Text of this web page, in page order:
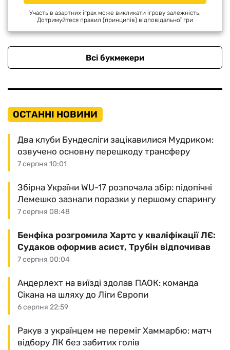
Участь в азартних іграх може викликати ігрову залежність.
Дотримуйтеся правил (принципів) відповідальної гри
Всі букмекери
ОСТАННІ НОВИНИ
7 серпня 10:01
Два клуби Бундесліги зацікавилися Мудриком:
озвучено основну перешкоду трансферу
7 серпня 08:48
Збірна України WU-17 розпочала збір: підопічні
Лемешко зазнали поразки у першому спарингу
7 серпня 00:04
Бенфіка розгромила Хартс у кваліфікації ЛЄ:
Судаков оформив асист, Трубін відпочивав
6 серпня 22:59
Андерлехт на виїзді здолав ПАОК: команда
Сікана на шляху до Ліги Європи
Ракув з українцем не переміг Хаммарбю: матч
відбору ЛК без забитих голів